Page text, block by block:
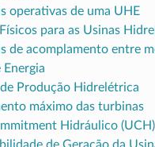
operativas de uma UHE
para as Usinas
de acomplamento entre
Energia
de Produção Hidrelétrica
máximo das turbinas
Hidráulico (UCH)